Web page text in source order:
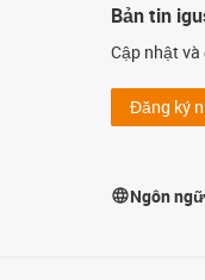
Bản tin
Cập nhật
Đăng ký
Ngôn